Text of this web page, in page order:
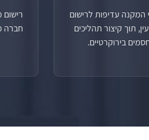
המקנה עדיפות לרישום
תוך קיצור תהליכים
בירוקרטיים.
רישום
חברה